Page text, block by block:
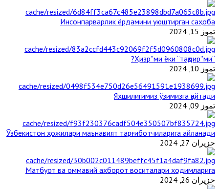
Инсонпарварлик ёрдамини уюштирган саҳоба
تموز 15, 2024
“Ҳизр”ми ёки “тақдир”ми?
تموز 10, 2024
Яхшилигимиз ўзимизга қайтади
تموز 09, 2024
Ўзбекистон ҳожилари маънавият тарғиботчиларига айланади
حزيران 27, 2024
Матбуот ва оммавий ахборот воситалари ходимларига
حزيران 26, 2024